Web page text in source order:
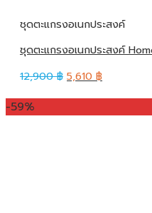
ชุดตะแกรงอเนกประสงค์
ชุดตะแกรงอเนกประสงค์
12,900฿ 5,610 ฿
-59%